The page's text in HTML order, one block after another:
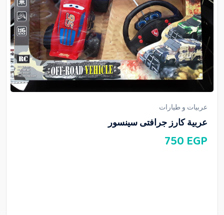
عربيات و طيارات
عربية كارز جرافتى سينسور
750 EGP